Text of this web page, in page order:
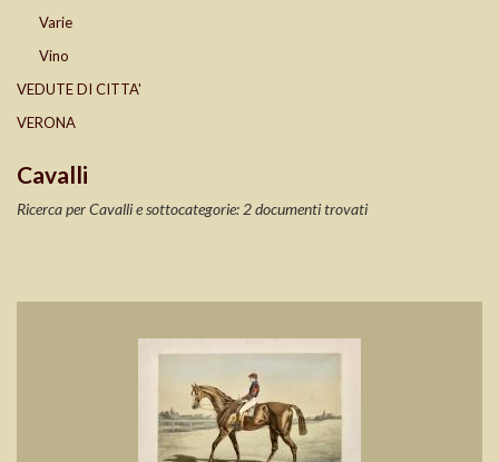
Varie
Vino
VEDUTE DI CITTA'
VERONA
Cavalli
Ricerca per Cavalli e sottocategorie: 2 documenti trovati